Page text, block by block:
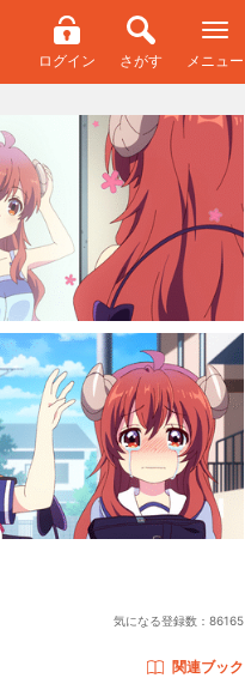
ログイン さがす メニュー
気になる登録数： 86165
関連ブック